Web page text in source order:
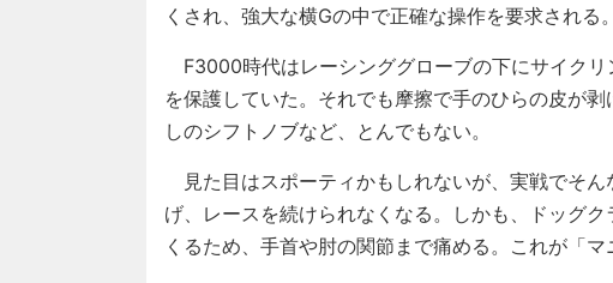
くされ、強大な横Gの中で正確な操作を要求される
F3000時代はレーシンググローブの下にサイク
を保護していた。それでも摩擦で手のひらの皮が
しのシフトノブなど、とんでもない。
見た目はスポーティかもしれないが、実戦でそ
げ、レースを続けられなくなる。しかも、ドッグ
くるため、手首や肘の関節まで痛める。これが「マ